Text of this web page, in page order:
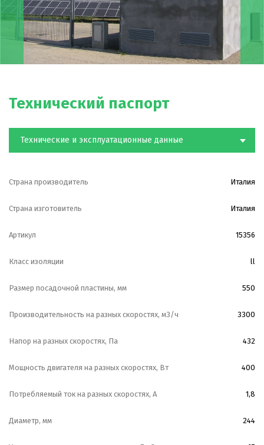
Технический паспорт
Технические и эксплуатационные данные
Страна производитель Италия
Страна изготовитель Италия
Артикул 15356
Класс изоляции ll
Размер посадочной пластины, мм 550
Производительность на разных скоростях, м3/ч 3300
Напор на разных скоростях, Па 432
Мощность двигателя на разных скоростях, Вт 400
Потребляемый ток на разных скоростях, А 1,8
Диаметр, мм 244